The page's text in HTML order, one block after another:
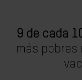
9 de cada
más